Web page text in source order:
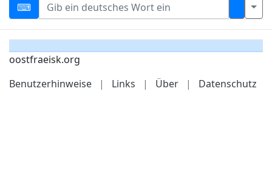
oostfraeisk.org
Benutzerhinweise
| Links | Über | Datenschutz